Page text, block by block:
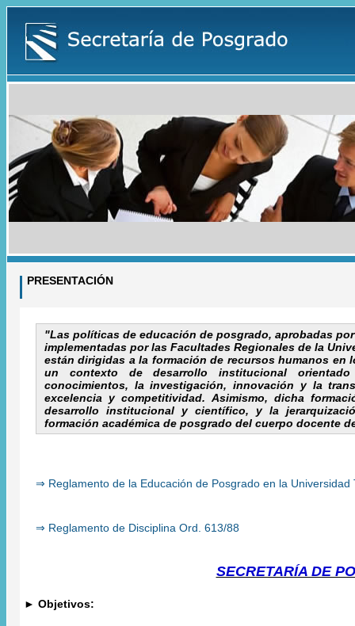
PRESENTACIÓN
"Las políticas de educación de posgrado, aprobadas
implementadas por las Facultades Regionales de la
están dirigidas a la formación de recursos humanos en
un contexto de desarrollo institucional
conocimientos, la investigación, innovación y la
excelencia y competitividad. Asimismo, dicha
desarrollo institucional y científico, y la
formación académica de posgrado del cuerpo docente
⇒ Reglamento de la Educación de Posgrado en la
⇒ Reglamento de Disciplina Ord. 613/88
SECRETARÍA DE
► Objetivos: